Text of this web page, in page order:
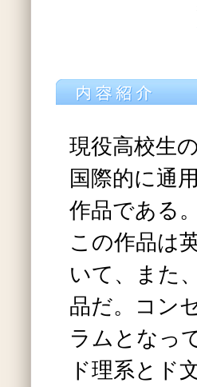
現役高校生
国際的に通
作品である。
この作品は
いて、また
品だ。コン
ラムとなっ
ド理系とド